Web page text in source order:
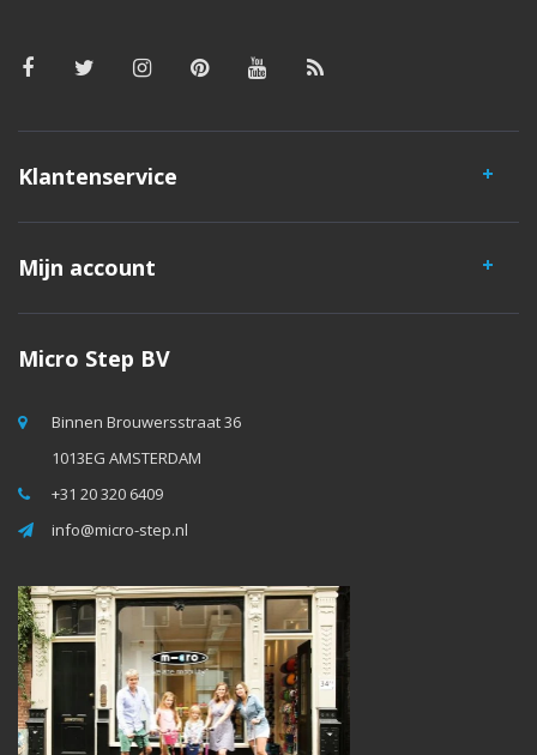
Klantenservice
Mijn account
Micro Step BV
Binnen Brouwersstraat 36
1013EG AMSTERDAM
+31 20 320 6409
info@micro-step.nl